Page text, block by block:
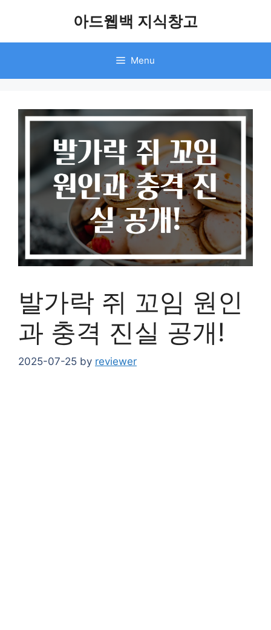
아드웹백 지식창고
Menu
발가락 쥐 꼬임 원인
과 충격 진실 공개!
2025-07-25 by reviewer